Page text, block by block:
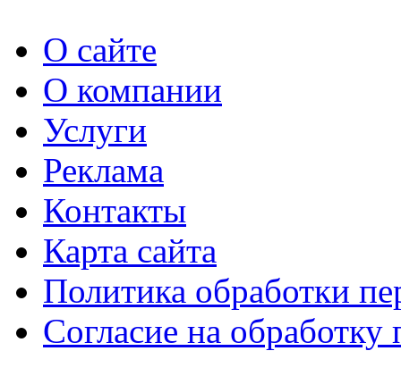
О сайте
О компании
Услуги
Реклама
Контакты
Карта сайта
Политика обработки
Согласие на